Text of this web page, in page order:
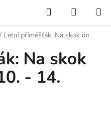
Hledat
KOŠÍK
/ Letní příměšťák: Na skok do
Na skok
- 14.